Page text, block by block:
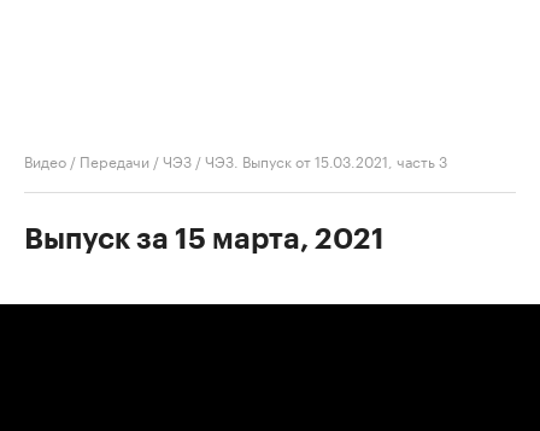
Видео / Передачи /ЧЭЗ /ЧЭЗ. Выпуск от 15.03.2021, часть 3
Выпуск за 15 марта, 2021